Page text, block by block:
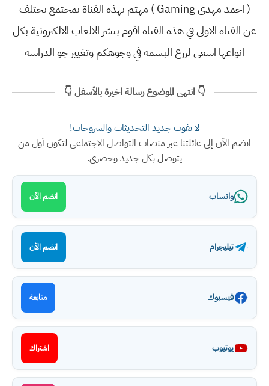
( احمد مهدي Gaming ) مهتم بهذه القناة بمجتمع يختلف
عن القناة الاولى في هذه القناة اقوم بنشر الالعاب الالكترونية بكل
انواعها اسعى لزرع البسمة في وجوهكم وتغيير جو الدراسة
👇 انتهى الموضوع رسالة اخيرة بالأسفل 👇
لا تفوت جديد التحديثات والشروحات!
انضم الآن إلى عائلتنا عبر منصات التواصل الاجتماعي لتكون أول من
يتوصل بكل جديد وحصري.
واتساب انضم الآن
تيليجرام انضم الآن
فيسبوك متابعة
يوتيوب اشتراك